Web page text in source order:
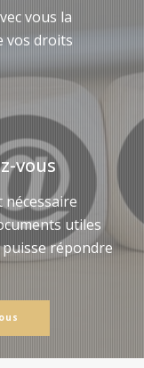
vous la
vos droits
vous
utiles
répondre